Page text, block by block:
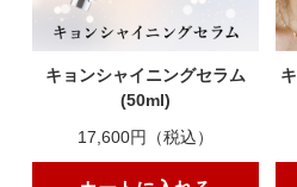
イキョンシリーズのひとつ
ずっとリピートしてます
2024/03/17 投稿者：Kyo
★★★★★
さらっとしてますが、乾燥せ
キョンシャイニングセラム
(50ml)
17,600円（税込）